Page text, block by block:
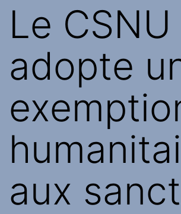
Le CSNU
adopte
aux